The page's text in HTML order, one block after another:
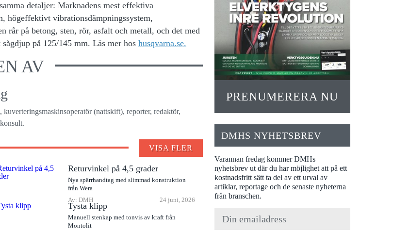
detaljer: Marknadens mest effektiva
högeffektivt vibrationsdämpningssystem,
rår på betong, sten, rör, asfalt och metall, och det med
på 125/145 mm. Läs mer hos husqvarna.se.
AV
(nattskift), reporter, redaktör,
VISA FLER
Returvinkel på 4,5 grader
Nya spärrhandtag med slimmad konstruktion
från Wera
Av: DMH
24 juni, 2026
Tysta klipp
Manuell stenkap med tonvis av kraft från
Montolit
PRENUMERERA NU
DMHS NYHETSBREV
Varannan fredag kommer DMHs
nyhetsbrev ut där du har möjlighet att på ett
kostnadsfritt sätt ta del av ett urval av
artiklar, reportage och de senaste nyheterna
från branschen.